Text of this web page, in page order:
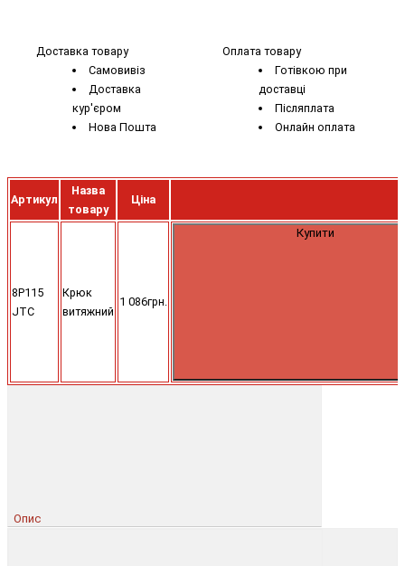
Доставка товару
Самовивіз
Доставка
кур'єром
Нова Пошта
Оплата товару
Готівкою при
доставці
Післяплата
Онлайн оплата
Артикул
Назва
товару
Ціна
8P115
JTC
Крюк
витяжний
1 086грн.
Купити
Опис